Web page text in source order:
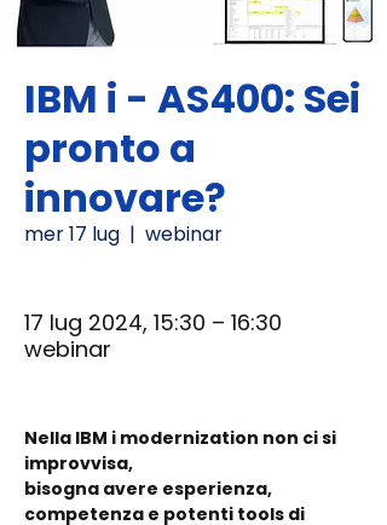
IBM i - AS400: Sei
pronto a
innovare?
mer 17 lug
  |
webinar
17 lug 2024, 15:30 – 16:30
webinar
Nella IBM i modernization non ci si
improvvisa,
bisogna avere esperienza,
competenza e potenti tools di